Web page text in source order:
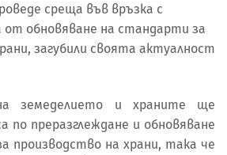
среща във връзка с
обновяване на стандарти за
загубили своята актуалност
земеделието и храните ще
по преразглеждане и обновяване
производство на храни, така че